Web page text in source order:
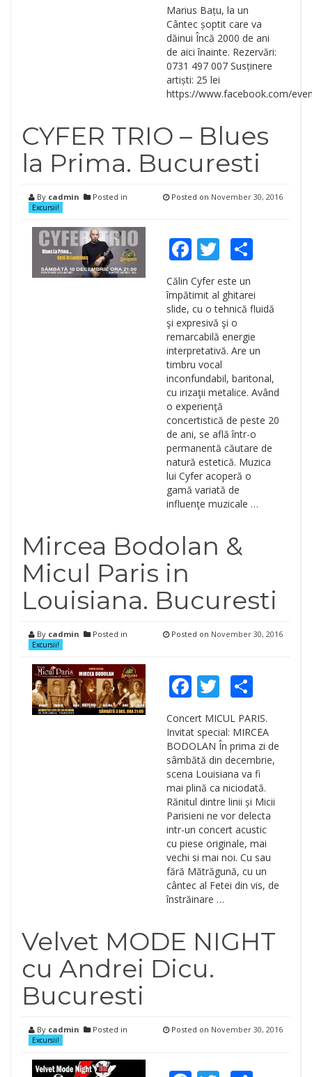
Marius Bațu, la un
Cântec șoptit care va
dăinui Încă 2000 de ani
de aici înainte. Rezervări:
0731 497 007 Susținere
artiști: 25 lei
https://www.facebook.com/
CYFER TRIO – Blues
la Prima. Bucuresti
By cadmin Posted in
Excursii!
Posted on November 30, 2016
Facebook
TwitterShare
Călin Cyfer este un
împătimit al ghitarei
slide, cu o tehnică fluidă
şi expresivă şi o
remarcabilă energie
interpretativă. Are un
timbru vocal
inconfundabil, baritonal,
cu irizaţii metalice. Având
o experienţă
concertistică de peste 20
de ani, se află într-o
permanentă căutare de
natură estetică. Muzica
lui Cyfer acoperă o
gamă variată de
influenţe muzicale …
Mircea Bodolan &
Micul Paris in
Louisiana. Bucuresti
By cadmin Posted in
Excursii!
Posted on November 30, 2016
Facebook
TwitterShare
Concert MICUL PARIS.
Invitat special: MIRCEA
BODOLAN În prima zi de
sâmbătă din decembrie,
scena Louisiana va fi
mai plină ca niciodată.
Rănitul dintre linii și Micii
Parisieni ne vor delecta
intr-un concert acustic
cu piese originale, mai
vechi si mai noi. Cu sau
fără Mătrăgună, cu un
cântec al Fetei din vis, de
înstrăinare …
Velvet MODE NIGHT
cu Andrei Dicu.
Bucuresti
By cadmin Posted in
Excursii!
Posted on November 30, 2016